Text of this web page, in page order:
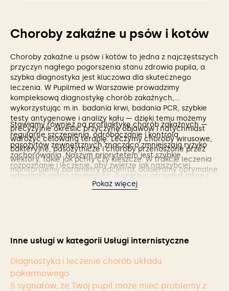
Choroby zakaźne u psów i kotów
Choroby zakaźne u psów i kotów to jedna z najczęstszych
przyczyn nagłego pogorszenia stanu zdrowia pupila, a
szybka diagnostyka jest kluczowa dla skutecznego
leczenia. W Pupilmed w Warszawie prowadzimy
kompleksową diagnostykę chorób zakaźnych,
wykorzystując m.in. badania krwi, badania PCR, szybkie
testy antygenowe i analizy kału — dzięki temu możemy
precyzyjnie określić przyczynę objawów i natychmiast
wdrożyć celowaną terapię. Leczymy choroby wirusowe,
bakteryjne, pasożytnicze i choroby przenoszone przez
wektory, takie jak pchły czy kleszcze. W trakcie leczenia
monitorujemy parametry pacjenta, dobieramy optymalne
leki oraz wdrażamy wsparcie objawowe — m.in.
płynoterapię, leczenie bólu, probiotykoterapię oraz
Stawiamy również na profilaktykę chorób zakaźnych —
regularne szczepienia, odrobaczanie i kontrola
pasożytów zewnętrznych znacząco zmniejszają ryzyko
zachorowania. Naszym priorytetem jest szybkie
rozpoznanie i leczenie, aby zwierzę jak najszybciej
odzyskało pełną sprawność, a opiekun otrzymał jasne i
praktyczne zalecenia dotyczące dalszego postępowania.
Pokaż więcej
Inne usługi w kategorii Usługi internistyczne
Diagnostyka i leczenie chorób układu
pokarmowego
5 sygnałów, że Twój pupil może mieć problemy z